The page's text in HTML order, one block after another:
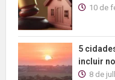
10 de
5
incluir
8 de